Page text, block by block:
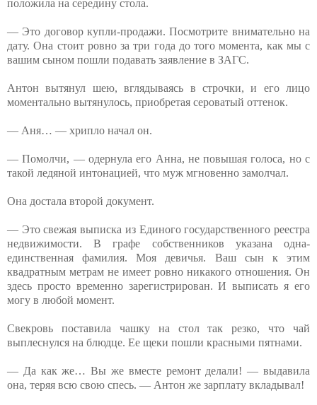
положила на середину стола.
— Это договор купли-продажи. Посмотрите внимательно на
дату. Она стоит ровно за три года до того момента, как мы с
вашим сыном пошли подавать заявление в ЗАГС.
Антон вытянул шею, вглядываясь в строчки, и его лицо
моментально вытянулось, приобретая сероватый оттенок.
— Аня… — хрипло начал он.
— Помолчи, — одернула его Анна, не повышая голоса, но с
такой ледяной интонацией, что муж мгновенно замолчал.
Она достала второй документ.
— Это свежая выписка из Единого государственного реестра
недвижимости. В графе собственников указана одна-
единственная фамилия. Моя девичья. Ваш сын к этим
квадратным метрам не имеет ровно никакого отношения. Он
здесь просто временно зарегистрирован. И выписать я его
могу в любой момент.
Свекровь поставила чашку на стол так резко, что чай
выплеснулся на блюдце. Ее щеки пошли красными пятнами.
— Да как же… Вы же вместе ремонт делали! — выдавила
она, теряя всю свою спесь. — Антон же зарплату вкладывал!